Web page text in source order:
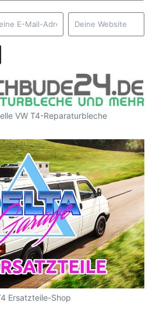
VW T4-Reparaturbleche
Ersatzteile-Shop